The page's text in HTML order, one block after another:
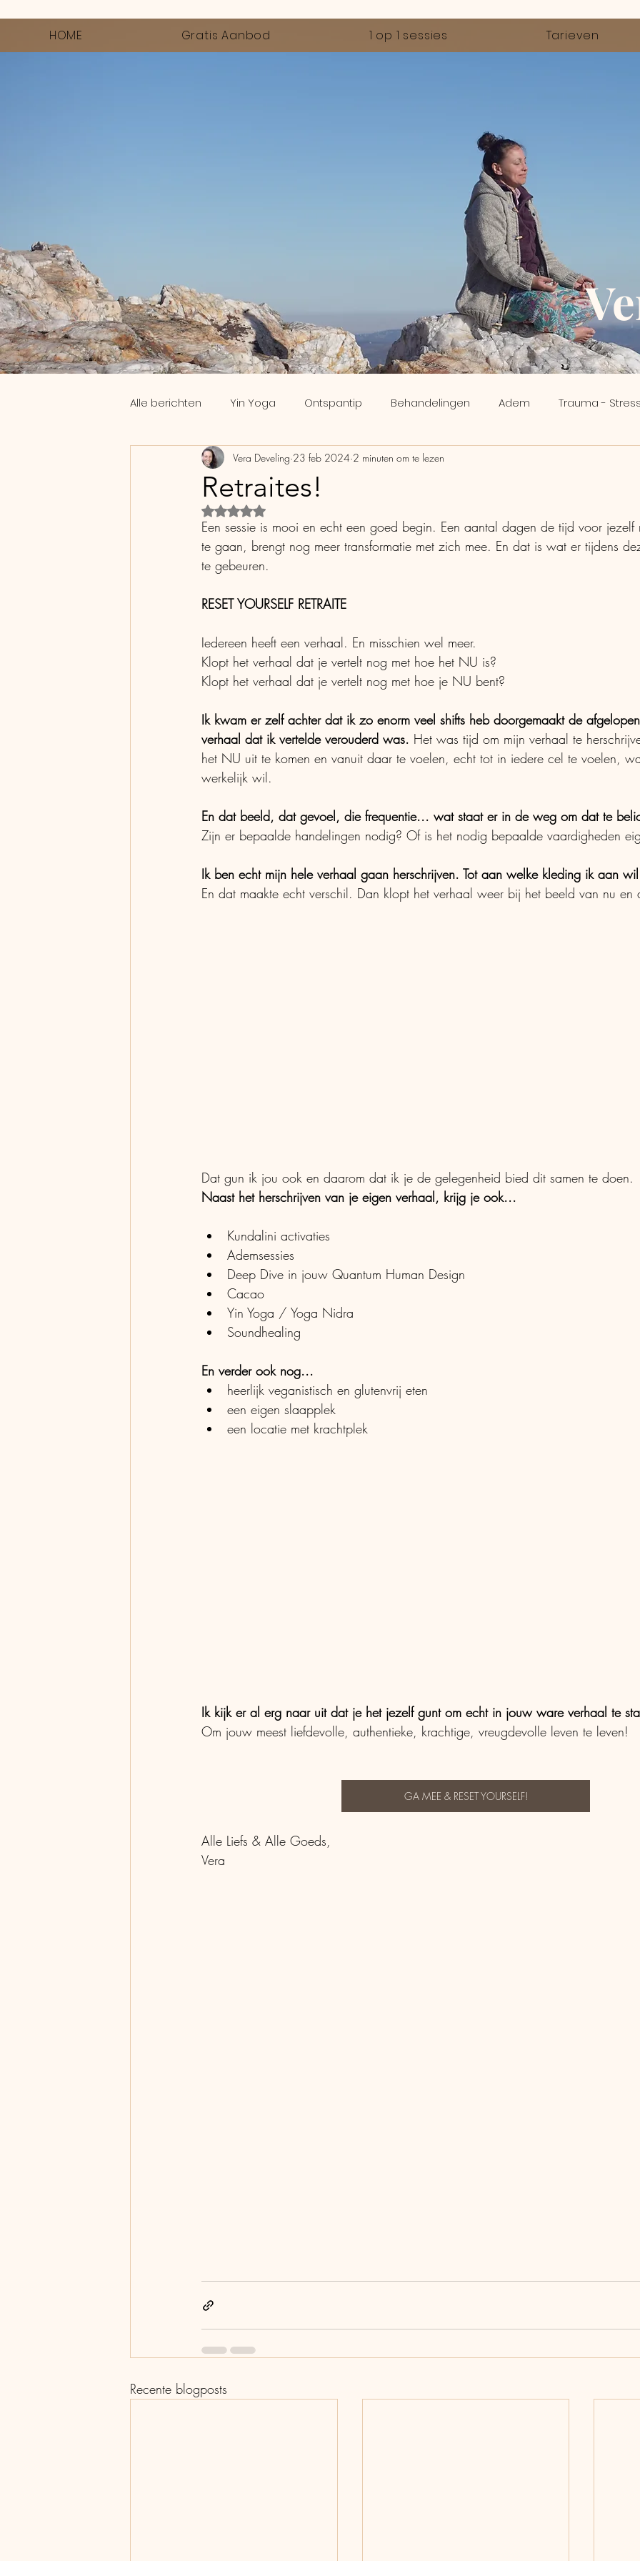
HOME Gratis Aanbod 1 op 1 sessies Tarieven
Ve
Alle berichten Yin Yoga Ontspantip Behandelingen Adem Trauma -
Workshops Slaap Thee Inzicht Meridianen
Coaching Yoga Nidra
Retraites!
Vera Develing 23 feb 2024 2 minuten om te lezen
Beoordeeld met NaN uit 5 sterren.
Een sessie is mooi en echt een goed begin. Een aantal dagen de tijd voor jezelf
te gaan, brengt nog meer transformatie met zich mee. En dat is wat er tijdens
te gebeuren.
RESET YOURSELF RETRAITE
Iedereen heeft een verhaal. En misschien wel meer.
Klopt het verhaal dat je vertelt nog met hoe het NU is?
Klopt het verhaal dat je vertelt nog met hoe je NU bent?
Ik kwam er zelf achter dat ik zo enorm veel shifts heb doorgemaakt de
verhaal dat ik vertelde verouderd was. Het was tijd om mijn verhaal te
het NU uit te komen en vanuit daar te voelen, echt tot in iedere cel te voelen,
werkelijk wil.
En dat beeld, dat gevoel, die frequentie... wat staat er in de weg om dat te
Zijn er bepaalde handelingen nodig? Of is het nodig bepaalde vaardigheden
Ik ben echt mijn hele verhaal gaan herschrijven. Tot aan welke kleding ik aan
En dat maakte echt verschil. Dan klopt het verhaal weer bij het beeld van nu en
Dat gun ik jou ook en daarom dat ik je de gelegenheid bied dit samen te doen.
Naast het herschrijven van je eigen verhaal, krijg je ook...
Kundalini activaties
Ademsessies
Deep Dive in jouw Quantum Human Design
Cacao
Yin Yoga / Yoga Nidra
Soundhealing
En verder ook nog...
heerlijk veganistisch en glutenvrij eten
een eigen slaapplek
een locatie met krachtplek
Ik kijk er al erg naar uit dat je het jezelf gunt om echt in jouw ware verhaal te
Om jouw meest liefdevolle, authentieke, krachtige, vreugdevolle leven te leven!
GA MEE & RESET YOURSELF!
Alle Liefs & Alle Goeds,
Vera
Recente blogposts